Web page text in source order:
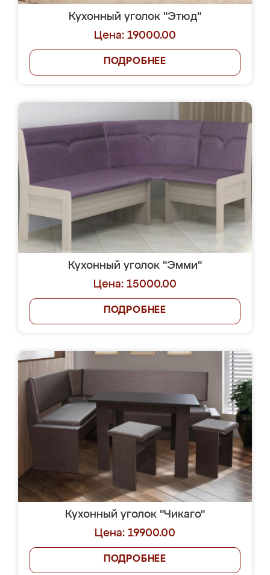
Кухонный уголок "Этюд"
Цена: 19000.00
ПОДРОБНЕЕ
Кухонный уголок "Эмми"
Цена: 15000.00
ПОДРОБНЕЕ
Кухонный уголок "Чикаго"
Цена: 19900.00
ПОДРОБНЕЕ